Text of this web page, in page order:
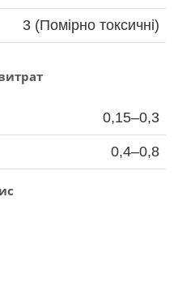
3 (Помірно токсичні)
0,15–0,3
0,4–0,8